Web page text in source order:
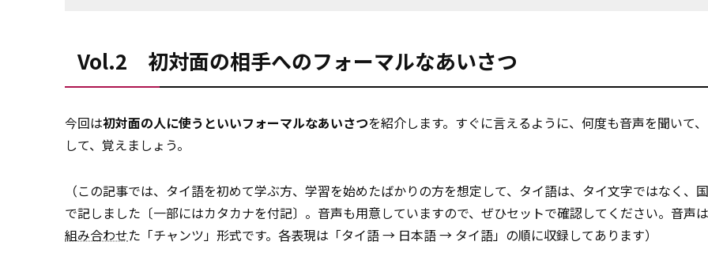
Vol.2 初対面の相手へのフォーマルなあいさつ
今回は初対面の人に使うといいフォーマルなあいさつを紹介します。すぐに言えるように、何度も音声を聞いて
して、覚えましょう。
（この記事では、タイ語を初めて学ぶ方、学習を始めたばかりの方を想定して、タイ語は、タイ文字ではなく、
で記しました〔一部にはカタカナを付記〕。音声も用意していますので、ぜひセットで確認してください。音声
組み合わせた「チャンツ」形式です。各表現は「タイ語 → 日本語 → タイ語」の順に収録してあります）